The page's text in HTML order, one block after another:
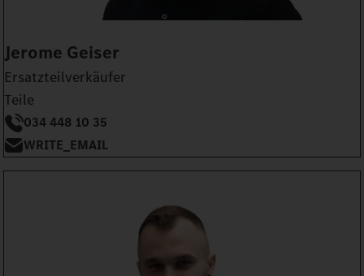
Jerome Geiser
Ersatzteilverkäufer
Teile
034 448 10 35
WRITE_EMAIL